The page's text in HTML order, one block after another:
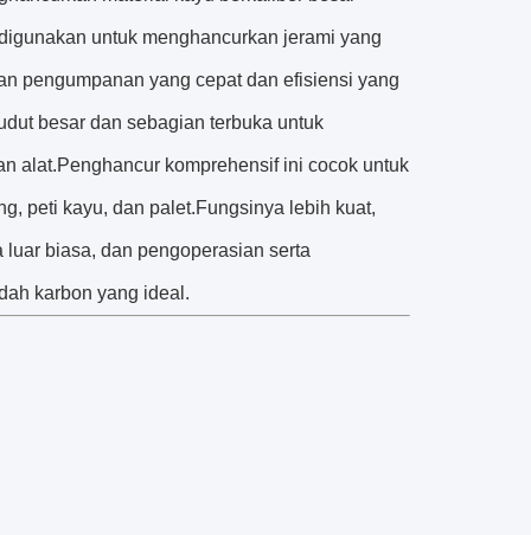
untuk menghancurkan jerami yang
pengumpanan yang cepat dan efisiensi yang
besar dan sebagian terbuka untuk
alat.Penghancur komprehensif ini cocok untuk
peti kayu, dan palet.Fungsinya lebih kuat,
biasa, dan pengoperasian serta
karbon yang ideal.